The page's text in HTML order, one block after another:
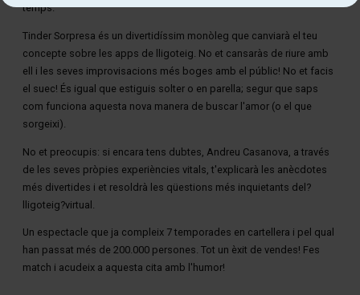
temps.
Tinder Sorpresa és un divertidíssim monòleg que canviarà el teu
concepte sobre les apps de lligoteig. No et cansaràs de riure amb
ell i les seves improvisacions més boges amb el públic! No et facis
el suec! És igual que estiguis solter o en parella; segur que saps
com funciona aquesta nova manera de buscar l'amor (o el que
sorgeixi).
No et preocupis: si encara tens dubtes, Andreu Casanova, a través
de les seves pròpies experiències vitals, t'explicarà les anècdotes
més divertides i et resoldrà les qüestions més inquietants del?
lligoteig?virtual.
Un espectacle que ja compleix 7 temporades en cartellera i pel qual
han passat més de 200.000 persones. Tot un èxit de vendes! Fes
match i acudeix a aquesta cita amb l'humor!